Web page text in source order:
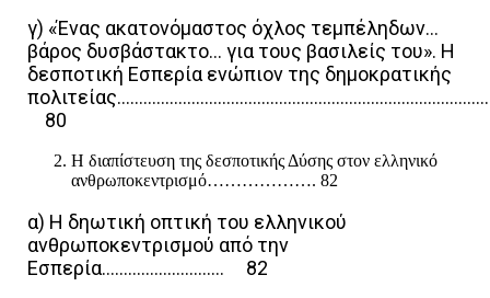
γ) «Ένας ακατονόμαστος όχλος τεμπέληδων…
βάρος δυσβάστακτο… για τους βασιλείς του». Η
δεσποτική Εσπερία ενώπιον της δημοκρατικής
80
Η διαπίστευση της δεσποτικής Δύσης στον ελληνικό
ανθρωποκεντρισμό………………. 82
α) Η δηωτική οπτική του ελληνικού
ανθρωποκεντρισμού από την
Εσπερία………………………. 82